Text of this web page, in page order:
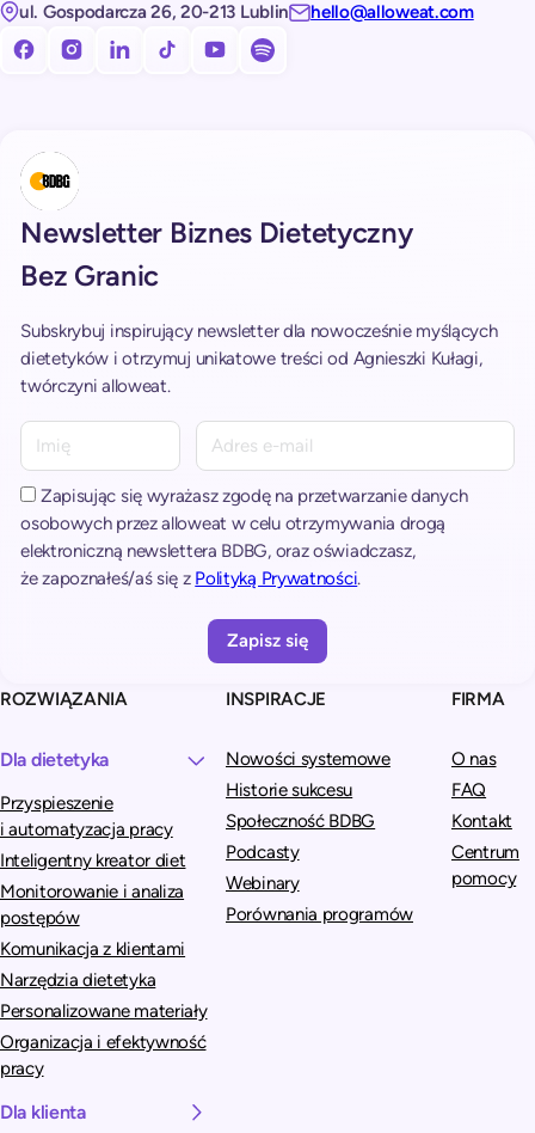
ul. Gospodarcza 26, 20-213 Lublin hello@alloweat.com
Obserwuj nas na facebooku!
Obserwuj nas na Instagramie!
Obserwuj nas na LinkedIn!
Obserwuj nas na TikToku!
Subskrybuj nasz kanał na Youtube!
Subskrybuj nasz kanał na Spotify!
ROZWIĄZANIA
Dla dietetyka
Przyspieszenie
i automatyzacja pracy
Inteligentny kreator diet
Monitorowanie i analiza
postępów
Komunikacja z klientami
Narzędzia dietetyka
Personalizowane materiały
Organizacja i efektywność
pracy
Dla klienta
INSPIRACJE
Nowości systemowe
Historie sukcesu
Społeczność BDBG
Podcasty
Webinary
Porównania programów
FIRMA
O nas
FAQ
Kontakt
Centrum
pomocy
Newsletter Biznes Dietetyczny
Bez Granic
Subskrybuj inspirujący newsletter dla nowocześnie myślących
dietetyków i otrzymuj unikatowe treści od Agnieszki Kułagi,
twórczyni alloweat.
Zapisując się wyrażasz zgodę na przetwarzanie danych
osobowych przez alloweat w celu otrzymywania drogą
elektroniczną newslettera BDBG, oraz oświadczasz,
że zapoznałeś/aś się z Polityką Prywatności.
A
l
t
e
r
n
e